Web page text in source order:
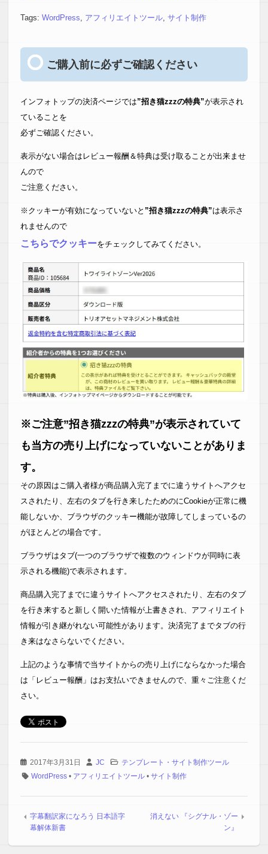
って駆使してすれば結構オリジナリティのサイトが出来るか
なと＾＾
総合的に「Diver」は高評価（５つ星☆）に値するテーマで
【S.T様】
ワードプレステーマのなかで良いという評判が多かったの
なのでそこの部分で悩みましたが、DIVERを実際利用してい
ック利用も加味した上で購入となりました。重さだけの解決
なら、無料のルクセリタスでいいと思いますが、アフィリエ
デフォルトでは普通のブログとしては十分すぎるほどいいん
何せ、稼ぐとなると…。
子テーマでの改造なので、なんとかなるとも考えましたが、
いサポートを商品ページでもうたっているので、何かあった
ときも大丈夫だろうと思いました。テーマいじりの時間の節
約にもなるし。今はDIVERのマニュアルサイトをみて、未公
開のテストブログでいろいろ試していますが、重さ以外は満
足です。被リンクはまったくしない人なので、テンプレート
は全サイトDIVERでOKなので、しっかり使いまくる予定で
す。
【S.T様】
綺麗なサイトができるワードプレスのテーマを探していまし
そんな中で見つけたのが、「Diver」でした。このテーマはと
した。まだインストールしたばかりですが、カスタマイズも
やりやすく、理想とするサイトが作れそうです。これからど
んどん使い込んでいきたいと思います。
【W・M様】
これまでに他のワードプレスの有料テーマを使用していまし
たが、テーマのカスタマイズに時間をかけすぎてしまい、本
した。
た時はガチでテンパって、正直泣きそうになりました。。。
そんな経験から基本的にphpやcssをいじらずともデフォルト
に気に入ったのがこのDIVERです。
サポートも迅速な対応なので、安心して使えています。
【K・M様】
したが
僕自身にphpやcssの知識があまりない為に、物凄く時間をか
した。
Diverを使ってみて、デフォルト状態で使用が可能です。
アドセンス広告が記事中に綺麗に収まり、見栄えが本当に綺
基本的にphpやcssをいじる必要がないのは本当にありがたい
です。
今日の昼間に購入して数時間ほど使っただけなのにとても気
などを問い合わせた所、すぐに返事をくれて対応もしてくれ
ました。
Tags: WordPress アフィリエイトツール サイト制作
ご購入前に必ずご確認ください
インフォトップの決済ページでは”招き猫zzzの特典”が表示され
ていることを
必ずご確認ください。
表示がない場合はレビュー報酬＆特典は受け取ることが出来ませ
んので
ご注意ください。
※クッキーが有効になっていないと ”招き猫zzzの特典”は表示さ
れませんので
こちらでクッキーをチェックしてみてください。
※ご注意”招き猫zzzの特典”が表示されていて
も当方の売り上げになっていないことがありま
す。
その原因はご購入者様が商品購入完了までに違うサイトへアクセ
スされたり、左右のタブを行き来したためのにCookieが正常に機
能しないか、ブラウザのクッキー機能が故障してしまっているの
がほとんどの場合です。
ブラウザはタブ(一つのブラウザで複数のウィンドウが同時に表
示される機能)で表示されます。
商品購入完了までに違うサイトへアクセスされたり、左右のタブ
を行き来すると新しく開いた情報が上書きされ、アフィリエイト
情報が引き継がれない可能性があります。決済完了までタブの行
き来はなさらないでください。
上記のような事情で当サイトからの売り上げにならなかった場合
は「レビュー報酬」はお支払いできませんので、重々ご注意くだ
さい。
2017年3月31日 JC
テンプレート・サイト制作ツール
WordPress • アフィリエイトツール • サイト制作
字幕翻訳家になろう 日本語字
幕解体新書
消えない 『シグナル・ゾー
ン』